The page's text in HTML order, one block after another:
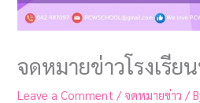
จดหมายข่าวโรงเรีย
Leave a Comment / จดหมายข่าว /